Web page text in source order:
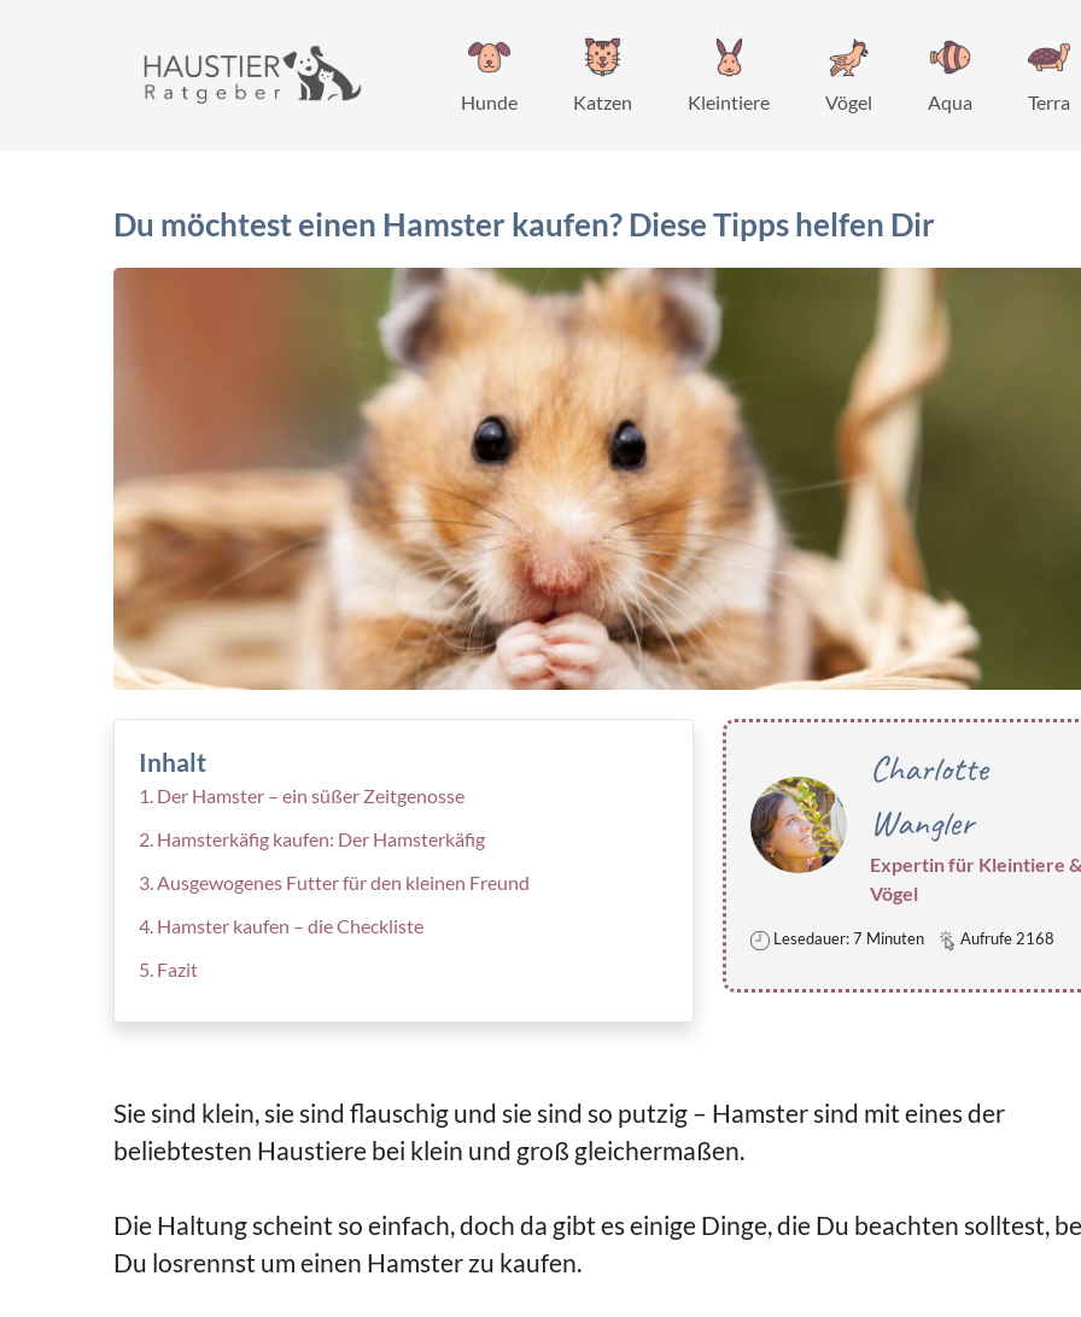
Hunde Katzen Kleintiere Vögel Aqua Terra
Du möchtest einen Hamster kaufen? Diese Tipps helfen Dir
Inhalt
Der Hamster – ein süßer Zeitgenosse
Hamsterkäfig kaufen: Der Hamsterkäfig
Ausgewogenes Futter für den kleinen Freund
Hamster kaufen – die Checkliste
Fazit
Charlotte
Wangler
Expertin für Kleintiere &
Vögel
Lesedauer: 7 Minuten Aufrufe 2168
Sie sind klein, sie sind flauschig und sie sind so putzig – Hamster sind mit eines der
beliebtesten Haustiere bei klein und groß gleichermaßen.
Die Haltung scheint so einfach, doch da gibt es einige Dinge, die Du beachten solltest,
Du losrennst um einen Hamster zu kaufen.